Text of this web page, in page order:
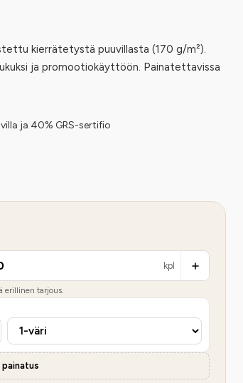
kierrätetystä puuvillasta (170 g/m²).
ja promootiokäyttöön. Painatettavissa
ja 40% GRS-sertifio
kpl
erillinen tarjous.
painatus